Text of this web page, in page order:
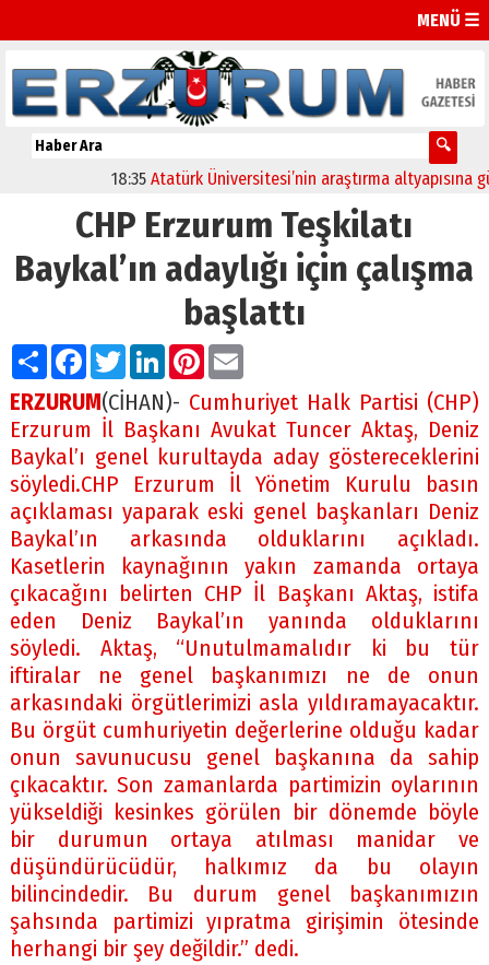
MENÜ ☰
18:35 Atatürk Üniversitesi’nin araştırma altyapısına güçlü
CHP Erzurum Teşkilatı
Baykal’ın adaylığı için çalışma
başlattı
PaylaşFacebook
TwitterLinkedIn
Pinterest
Email
ERZURUM(CİHAN)- Cumhuriyet Halk Partisi (CHP)
Erzurum İl Başkanı Avukat Tuncer Aktaş, Deniz
Baykal’ı genel kurultayda aday göstereceklerini
söyledi.CHP Erzurum İl Yönetim Kurulu basın
açıklaması yaparak eski genel başkanları Deniz
Baykal’ın arkasında olduklarını açıkladı.
Kasetlerin kaynağının yakın zamanda ortaya
çıkacağını belirten CHP İl Başkanı Aktaş, istifa
eden Deniz Baykal’ın yanında olduklarını
söyledi. Aktaş, “Unutulmamalıdır ki bu tür
iftiralar ne genel başkanımızı ne de onun
arkasındaki örgütlerimizi asla yıldıramayacaktır.
Bu örgüt cumhuriyetin değerlerine olduğu kadar
onun savunucusu genel başkanına da sahip
çıkacaktır. Son zamanlarda partimizin oylarının
yükseldiği kesinkes görülen bir dönemde böyle
bir durumun ortaya atılması manidar ve
düşündürücüdür, halkımız da bu olayın
bilincindedir. Bu durum genel başkanımızın
şahsında partimizi yıpratma girişimin ötesinde
herhangi bir şey değildir.” dedi.